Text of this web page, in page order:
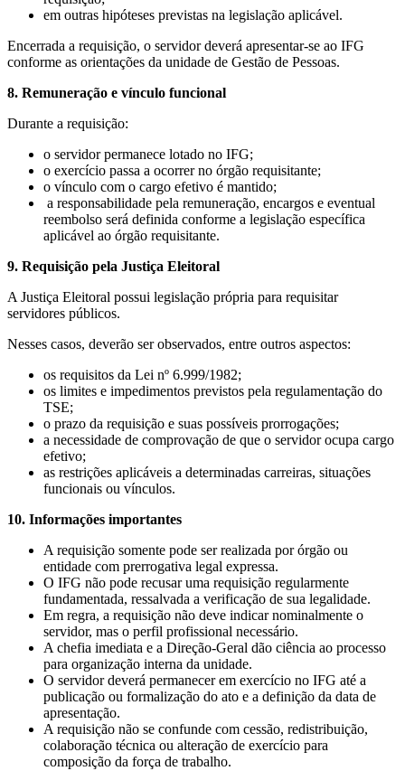
em outras hipóteses previstas na legislação aplicável.
Encerrada a requisição, o servidor deverá apresentar-se ao IFG
conforme as orientações da unidade de Gestão de Pessoas.
8. Remuneração e vínculo funcional
Durante a requisição:
o servidor permanece lotado no IFG;
o exercício passa a ocorrer no órgão requisitante;
o vínculo com o cargo efetivo é mantido;
a responsabilidade pela remuneração, encargos e eventual
reembolso será definida conforme a legislação específica
aplicável ao órgão requisitante.
9. Requisição pela Justiça Eleitoral
A Justiça Eleitoral possui legislação própria para requisitar
servidores públicos.
Nesses casos, deverão ser observados, entre outros aspectos:
os requisitos da Lei nº 6.999/1982;
os limites e impedimentos previstos pela regulamentação do
TSE;
o prazo da requisição e suas possíveis prorrogações;
a necessidade de comprovação de que o servidor ocupa cargo
efetivo;
as restrições aplicáveis a determinadas carreiras, situações
funcionais ou vínculos.
10. Informações importantes
A requisição somente pode ser realizada por órgão ou
entidade com prerrogativa legal expressa.
O IFG não pode recusar uma requisição regularmente
fundamentada, ressalvada a verificação de sua legalidade.
Em regra, a requisição não deve indicar nominalmente o
servidor, mas o perfil profissional necessário.
A chefia imediata e a Direção-Geral dão ciência ao processo
para organização interna da unidade.
O servidor deverá permanecer em exercício no IFG até a
publicação ou formalização do ato e a definição da data de
apresentação.
A requisição não se confunde com cessão, redistribuição,
colaboração técnica ou alteração de exercício para
composição da força de trabalho.